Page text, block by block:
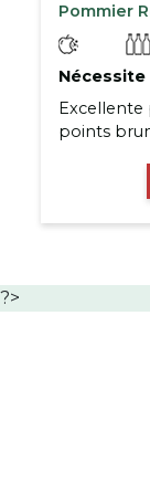
Pommier
points
?>